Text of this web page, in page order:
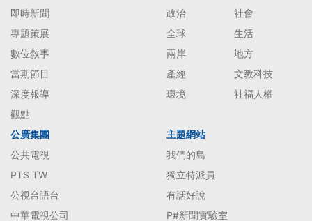
即時新聞
專題策展
數位敘事
當期節目
深度報導
觀點
政治
社會
全球
生活
兩岸
地方
產經
文教科技
環境
社福人權
公廣集團
公共電視
PTS TW
公視台語台
中華電視公司
主題網站
我們的島
獨立特派員
有話好說
P#新聞實驗室